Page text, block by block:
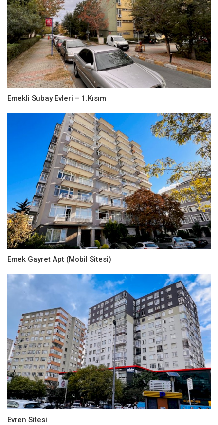
Emekli Subay Evleri – 1.Kısım
Emek Gayret Apt (Mobil Sitesi)
Evren Sitesi